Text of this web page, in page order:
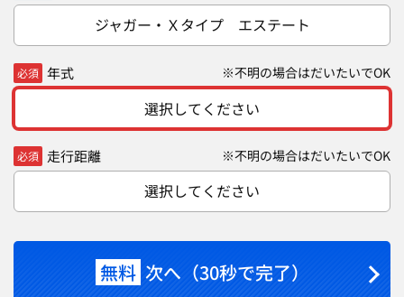
ジャガー・Ｘタイプ エステート
必須 年式 ※不明の場合はだいたいでOK
選択してください
必須 走行距離 ※不明の場合はだいたいでOK
選択してください
無料 次へ（30秒で完了）